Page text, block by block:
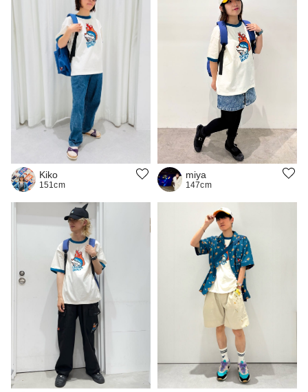
Kiko
151cm
miya
147cm